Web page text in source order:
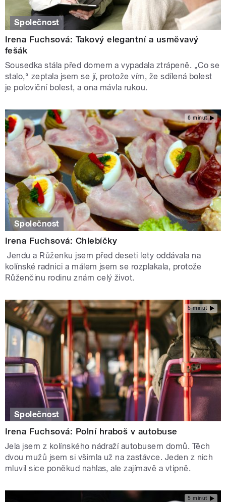
Společnost
Irena Fuchsová: Takový elegantní a usměvavý
fešák
Sousedka stála před domem a vypadala ztrápeně. „Co se
stalo,“ zeptala jsem se jí, protože vím, že sdílená bolest
je poloviční bolest, a ona mávla rukou.
6 minut
Společnost
Irena Fuchsová: Chlebíčky
Jendu a Růženku jsem před deseti lety oddávala na
kolínské radnici a málem jsem se rozplakala, protože
Růženčinu rodinu znám celý život.
5 minut
Společnost
Irena Fuchsová: Polní hraboš v autobuse
Jela jsem z kolínského nádraží autobusem domů. Těch
dvou mužů jsem si všimla už na zastávce. Jeden z nich
mluvil sice poněkud nahlas, ale zajímavě a vtipně.
5 minut